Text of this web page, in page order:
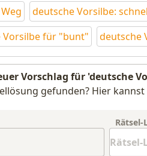
deutsche Vorsilbe:
Vorsilbe für "bunt" deutsche
Vorschlag für 'deutsche
gefunden? Hier
Rätsel-